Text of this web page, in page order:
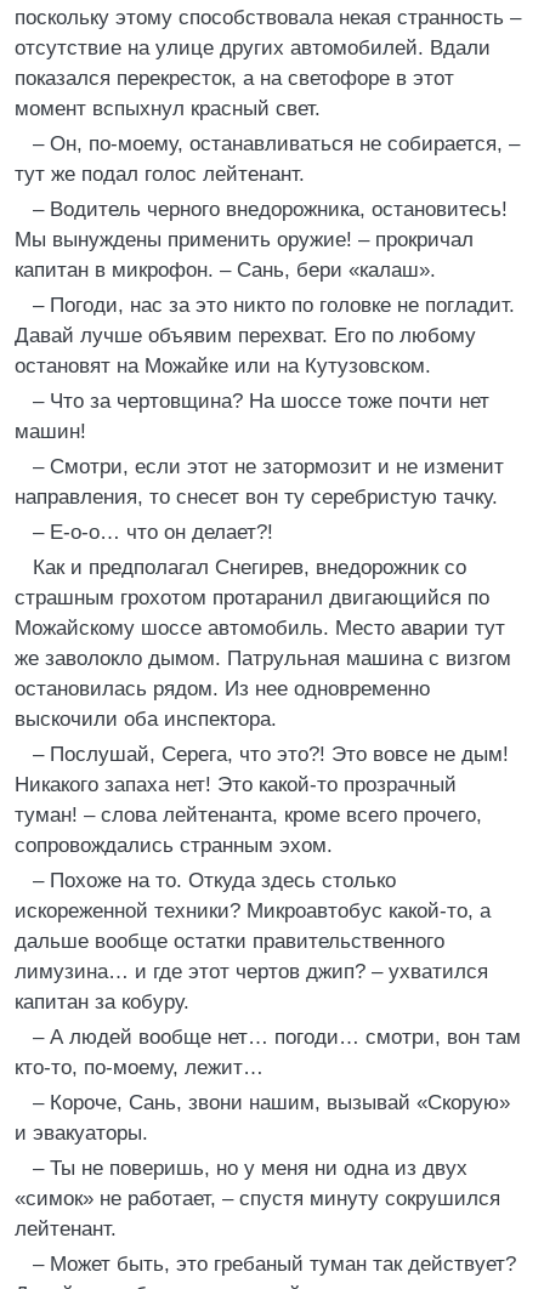
поскольку этому способствовала некая странность –
отсутствие на улице других автомобилей. Вдали
показался перекресток, а на светофоре в этот
момент вспыхнул красный свет.
– Он, по-моему, останавливаться не собирается, –
тут же подал голос лейтенант.
– Водитель черного внедорожника, остановитесь!
Мы вынуждены применить оружие! – прокричал
капитан в микрофон. – Сань, бери «калаш».
– Погоди, нас за это никто по головке не погладит.
Давай лучше объявим перехват. Его по любому
остановят на Можайке или на Кутузовском.
– Что за чертовщина? На шоссе тоже почти нет
машин!
– Смотри, если этот не затормозит и не изменит
направления, то снесет вон ту серебристую тачку.
– Е-о-о… что он делает?!
Как и предполагал Снегирев, внедорожник со
страшным грохотом протаранил двигающийся по
Можайскому шоссе автомобиль. Место аварии тут
же заволокло дымом. Патрульная машина с визгом
остановилась рядом. Из нее одновременно
выскочили оба инспектора.
– Послушай, Серега, что это?! Это вовсе не дым!
Никакого запаха нет! Это какой-то прозрачный
туман! – слова лейтенанта, кроме всего прочего,
сопровождались странным эхом.
– Похоже на то. Откуда здесь столько
искореженной техники? Микроавтобус какой-то, а
дальше вообще остатки правительственного
лимузина… и где этот чертов джип? – ухватился
капитан за кобуру.
– А людей вообще нет… погоди… смотри, вон там
кто-то, по-моему, лежит…
– Короче, Сань, звони нашим, вызывай «Скорую»
и эвакуаторы.
– Ты не поверишь, но у меня ни одна из двух
«симок» не работает, – спустя минуту сокрушился
лейтенант.
– Может быть, это гребаный туман так действует?